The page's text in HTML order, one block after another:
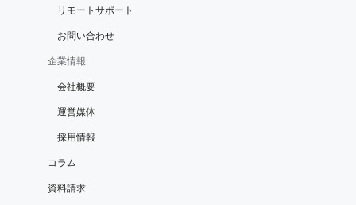
リモートサポート
お問い合わせ
企業情報
会社概要
運営媒体
採用情報
コラム
資料請求